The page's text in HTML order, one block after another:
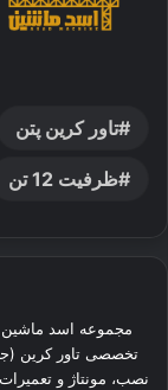
تاور کرین پتن
ظرفیت 12 تن
مجموعه اسد ماشین
تخصصی تاور کرین
نصب، مونتاژ و